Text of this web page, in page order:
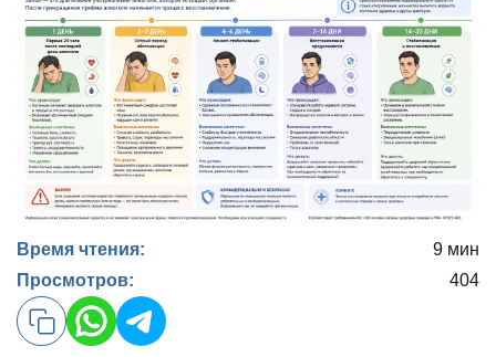
Время чтения:
9 мин
Просмотров:
404